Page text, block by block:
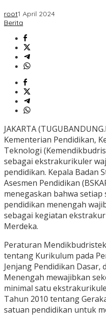
root1 April 2024
Berita
JAKARTA
Kementerian Pendidikan,
Teknologi
sebagai ekstrakurikuler
pendidikan. Kepala Badan
Asesmen Pendidikan
menegaskan bahwa
pendidikan menengah
sebagai kegiatan
Merdeka.
Peraturan
tentang Kurikulum pada
Jenjang Pendidikan Dasar,
Menengah mewajibkan
minimal satu
Tahun 2010 tentang
satuan pendidikan untuk